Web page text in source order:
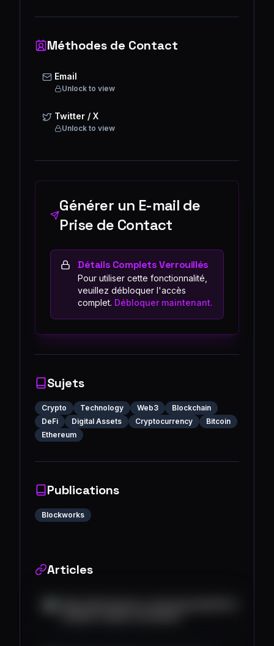
Méthodes de Contact
Email
Unlock to view
Twitter / X
Unlock to view
Générer un E-mail de
Prise de Contact
Détails Complets Verrouillés
Pour utiliser cette fonctionnalité,
veuillez débloquer l'accès
complet. Débloquer maintenant.
Sujets
Crypto Technology Web3
Blockchain
DeFi
Digital Assets Cryptocurrency
Bitcoin
Ethereum
Publications
Blockworks
Articles